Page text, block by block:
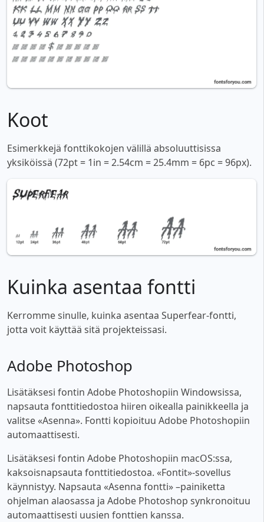
Koot
Esimerkkejä fonttikokojen välillä absoluuttisissa
yksiköissä (72pt = 1in = 2.54cm = 25.4mm = 6pc = 96px).
Kuinka asentaa fontti
Kerromme sinulle, kuinka asentaa Superfear-fontti,
jotta voit käyttää sitä projekteissasi.
Adobe Photoshop
Lisätäksesi fontin Adobe Photoshopiin Windowsissa,
napsauta fonttitiedostoa hiiren oikealla painikkeella ja
valitse «Asenna». Fontti kopioituu Adobe Photoshopiin
automaattisesti.
Lisätäksesi fontin Adobe Photoshopiin macOS:ssa,
kaksoisnapsauta fonttitiedostoa. «Fontit»-sovellus
käynnistyy. Napsauta «Asenna fontti» –painiketta
ohjelman alaosassa ja Adobe Photoshop synkronoituu
automaattisesti uusien fonttien kanssa.